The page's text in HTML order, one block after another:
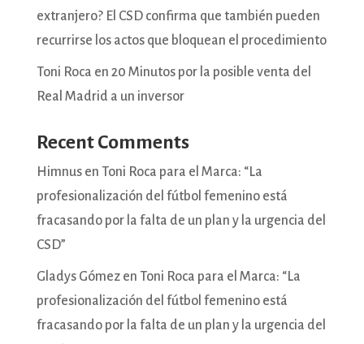
extranjero? El CSD confirma que también pueden
recurrirse los actos que bloquean el procedimiento
Toni Roca en 20 Minutos por la posible venta del
Real Madrid a un inversor
Recent Comments
Himnusen Toni Roca para el Marca: “La
profesionalización del fútbol femenino está
fracasando por la falta de un plan y la urgencia del
CSD”
Gladys Gómezen Toni Roca para el Marca: “La
profesionalización del fútbol femenino está
fracasando por la falta de un plan y la urgencia del